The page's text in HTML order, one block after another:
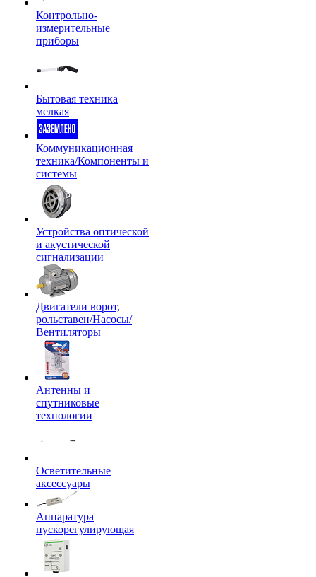
Контрольно-
измерительные
приборы
Бытовая техника
мелкая
Коммуникационная
техника/Компоненты и
системы
Устройства оптической
и акустической
сигнализации
Двигатели ворот,
рольставен/Насосы/
Вентиляторы
Антенны и
спутниковые
технологии
Осветительные
аксессуары
Аппаратура
пускорегулирующая